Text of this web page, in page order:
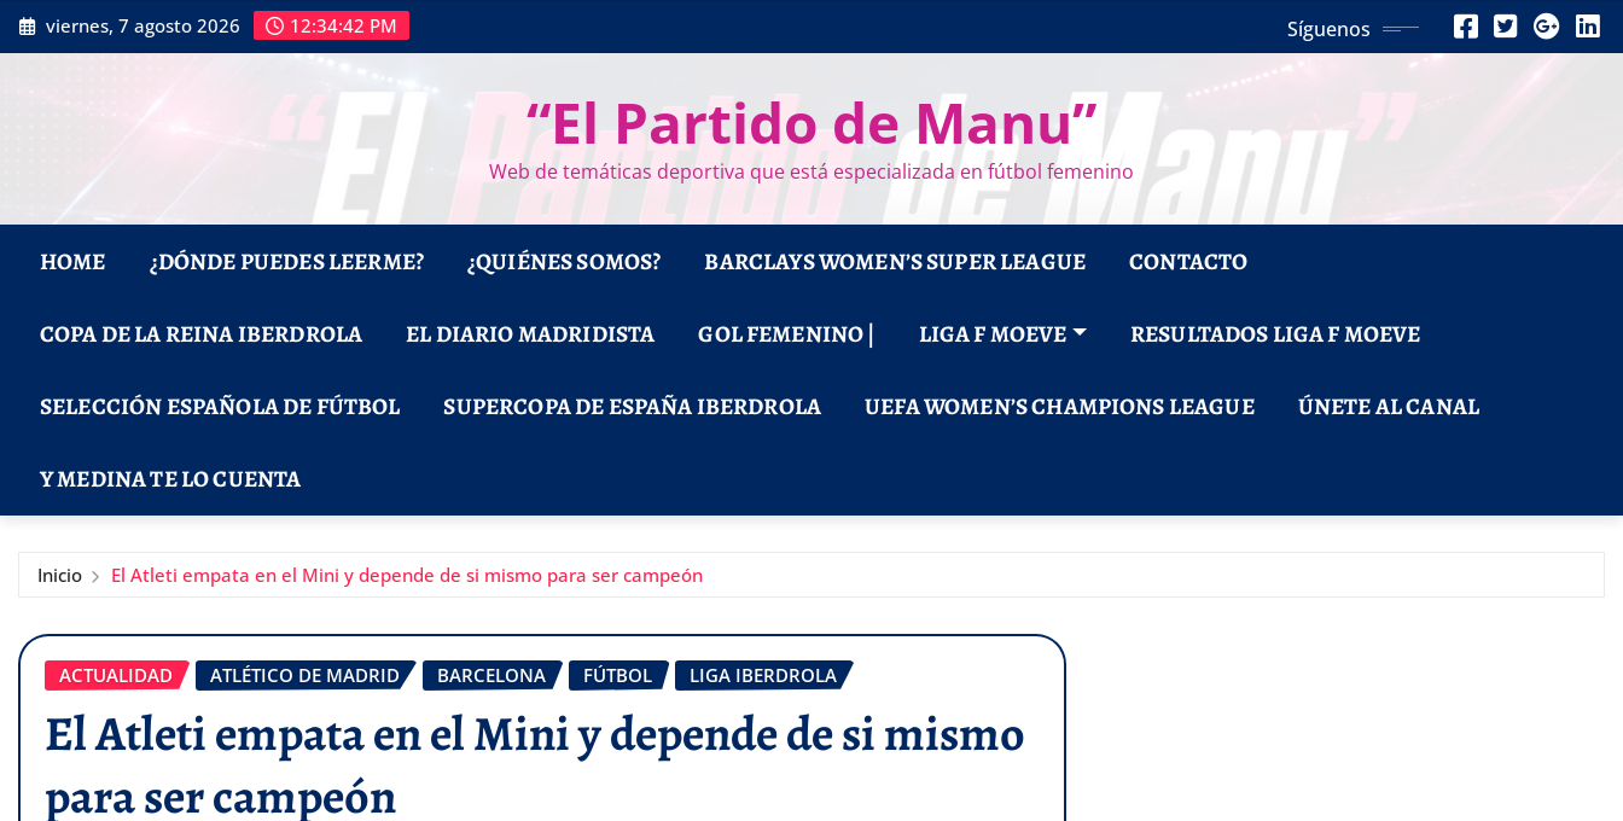
Saltar
al
viernes, 7 agosto 2026 12:34:43 PM Síguenos
“El Partido de Manu”
Web de temáticas deportiva que está especializada en fútbol femenino
HOME ¿DÓNDE PUEDES LEERME? ¿QUIÉNES SOMOS? BARCLAYS WOMEN’S SUPER LEAGUE CONTACTO
COPA DE LA REINA IBERDROLA EL DIARIO MADRIDISTA GOL FEMENINO | LIGA F MOEVE RESULTADOS LIGA F MOEVE
SELECCIÓN ESPAÑOLA DE FÚTBOL SUPERCOPA DE ESPAÑA IBERDROLA UEFA WOMEN’S CHAMPIONS LEAGUE ÚNETE AL CANAL
Y MEDINA TE LO CUENTA
Inicio El Atleti empata en el Mini y depende de si mismo para ser campeón
ACTUALIDAD ATLÉTICO DE MADRID BARCELONA FÚTBOL LIGA IBERDROLA
El Atleti empata en el Mini y depende de si mismo
para ser campeón